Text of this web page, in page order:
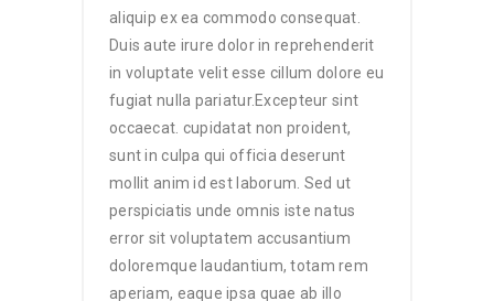
aliquip ex ea commodo consequat.
Duis aute irure dolor in reprehenderit
in voluptate velit esse cillum dolore eu
fugiat nulla pariatur.Excepteur sint
occaecat. cupidatat non proident,
sunt in culpa qui officia deserunt
mollit anim id est laborum. Sed ut
perspiciatis unde omnis iste natus
error sit voluptatem accusantium
doloremque laudantium, totam rem
aperiam, eaque ipsa quae ab illo